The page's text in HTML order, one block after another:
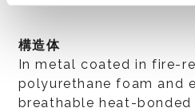
構造体
In metal coated in fire-
polyurethane foam and
breathable heat-